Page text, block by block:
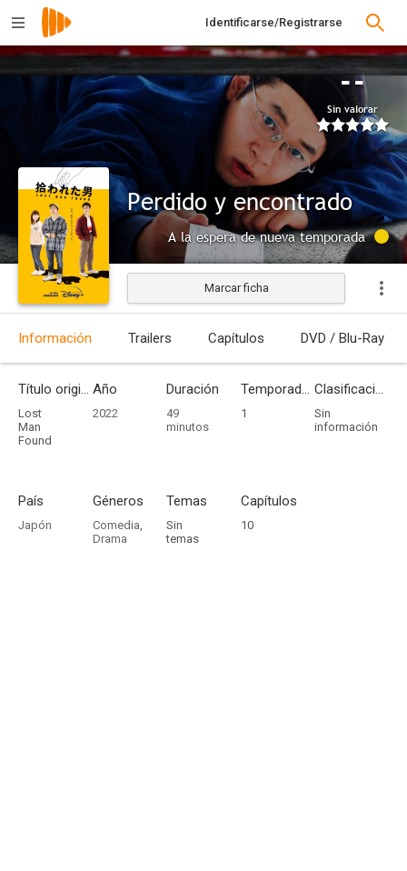
Identificarse/Registrarse
--
Sin valorar
Perdido y encontrado
A la espera de nueva temporada
Marcar ficha
Información Trailers Capítulos DVD / Blu-Ray
Título original
Lost
Man
Found
Año
2022
Duración
49
minutos
Temporadas
1
Clasificación por edades
Sin
información
País
Japón
Géneros
Comedia,
Drama
Temas
Sin
temas
Capítulos
10